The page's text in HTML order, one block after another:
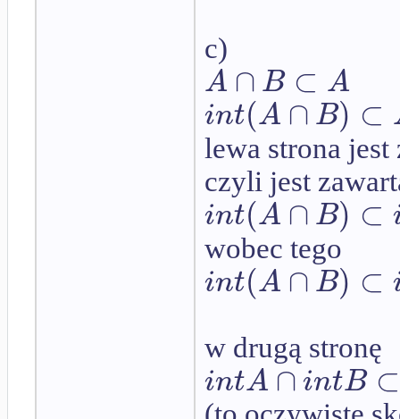
c)
A ∩B ⊂ A
int(A ∩B) ⊂
lewa strona
czyli jest
int(A ∩B) ⊂
wobec tego
int(A ∩B) ⊂
w drugą stronę
intA∩intB⊂